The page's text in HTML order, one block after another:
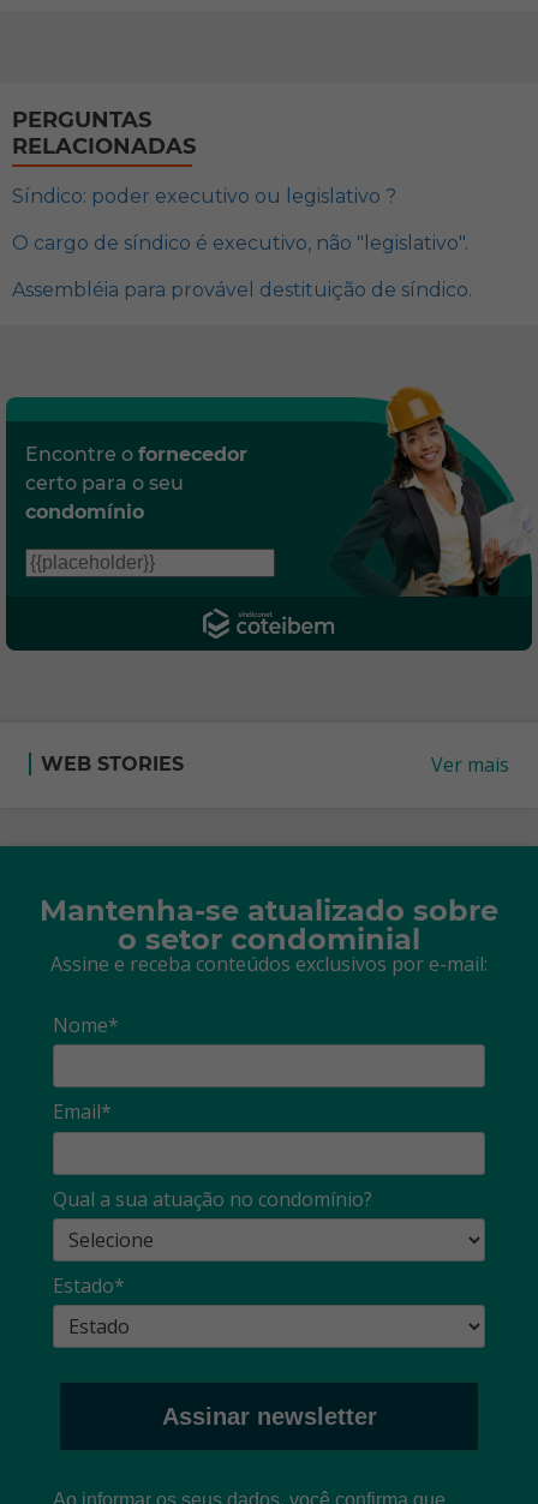
PERGUNTAS
RELACIONADAS
Síndico: poder executivo ou legislativo ?
O cargo de síndico é executivo, não "legislativo".
Assembléia para provável destituição de síndico.
Encontre o fornecedor
certo para o seu
condomínio
WEB STORIES Ver mais
Mantenha-se atualizado sobre
o setor condominial
Assine e receba conteúdos exclusivos por e-mail:
Nome*
Email*
Qual a sua atuação no condomínio?
Estado*
Assinar newsletter